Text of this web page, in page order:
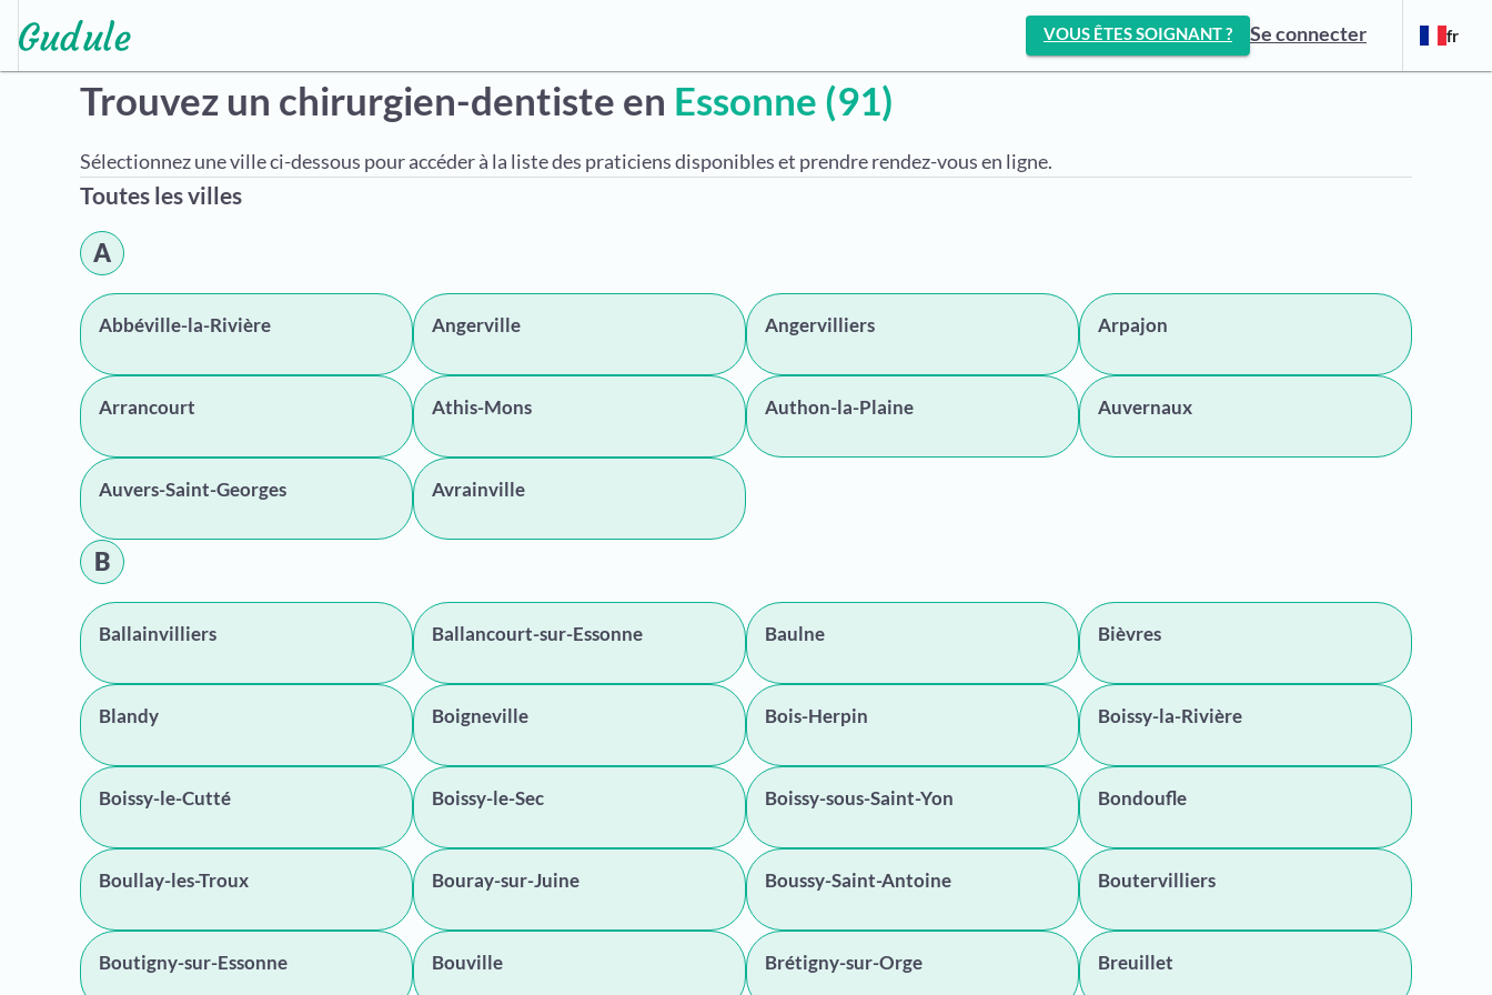
VOUS ÊTES SOIGNANT ? Se connecter fr
Trouvez un chirurgien-dentiste en Essonne (91)
Sélectionnez une ville ci-dessous pour accéder à la liste des praticiens disponibles et prendre rendez-vous en ligne.
Toutes les villes
A
Abbéville-la-Rivière Angerville Angervilliers Arpajon
Arrancourt Athis-Mons Authon-la-Plaine Auvernaux
Auvers-Saint-Georges Avrainville
B
Ballainvilliers Ballancourt-sur-Essonne Baulne Bièvres
Blandy Boigneville Bois-Herpin Boissy-la-Rivière
Boissy-le-Cutté Boissy-le-Sec Boissy-sous-Saint-Yon Bondoufle
Boullay-les-Troux Bouray-sur-Juine Boussy-Saint-Antoine Boutervilliers
Boutigny-sur-Essonne Bouville Brétigny-sur-Orge Breuillet